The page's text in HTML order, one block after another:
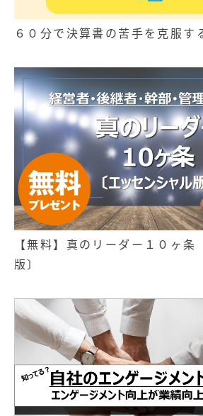
６０分で決算書の苦手を克服す
【無料】真のリーダー１０ヶ条
版〕